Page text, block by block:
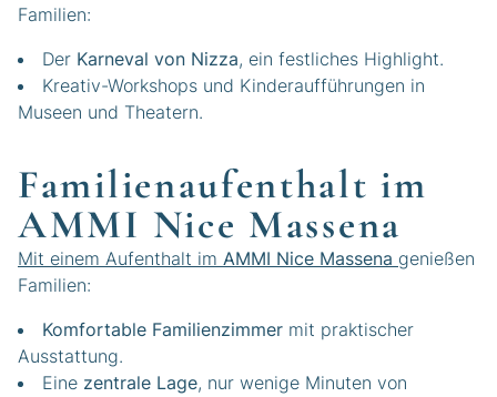
Familien:
Der Karneval von Nizza, ein festliches Highlight.
Kreativ-Workshops und Kinderaufführungen in
Museen und Theatern.
Familienaufenthalt im
AMMI Nice Massena
Mit einem Aufenthalt im AMMI Nice Massena genießen
Familien:
Komfortable Familienzimmer mit praktischer
Ausstattung.
Eine zentrale Lage, nur wenige Minuten von